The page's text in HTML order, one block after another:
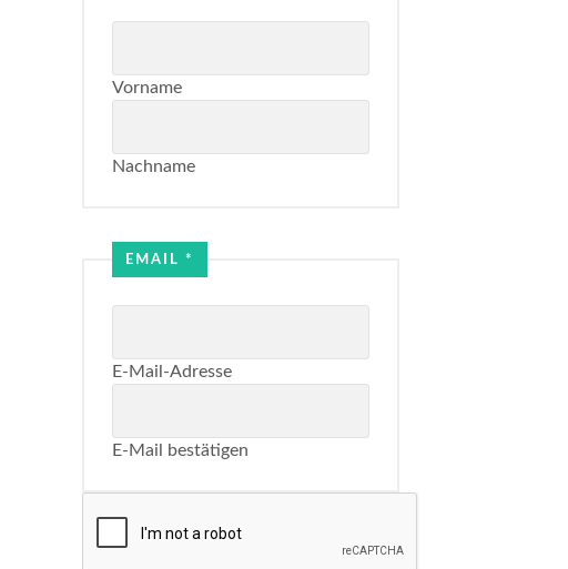
Name
Vorname
Nachname
EMAIL *
E-Mail-Adresse
E-Mail bestätigen